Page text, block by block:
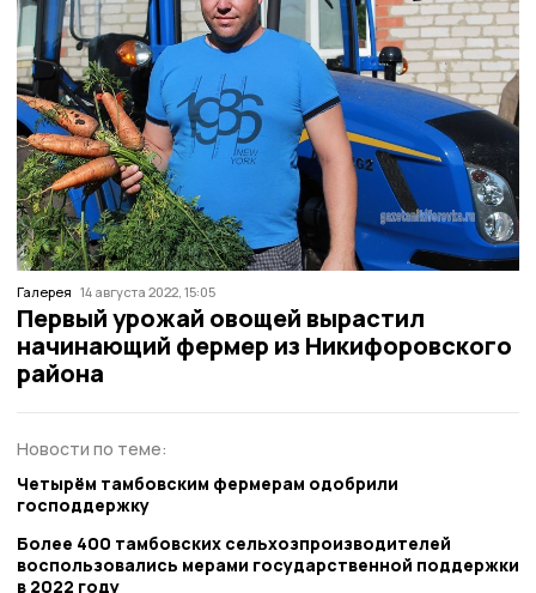
Галерея 14 августа 2022, 15:05
Первый урожай овощей вырастил
начинающий фермер из Никифоровского
района
Новости по теме:
Четырём тамбовским фермерам одобрили
господдержку
Более 400 тамбовских сельхозпроизводителей
воспользовались мерами государственной поддержки
в 2022 году